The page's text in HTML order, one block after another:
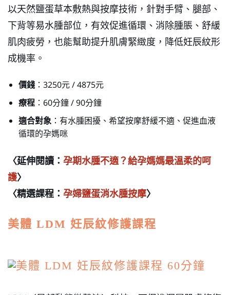
以天然鹽蛋草本敷熱與按摩技術，針對手臂、腿部、
下背等易水腫部位，有效促進循環、消除腫脹、舒緩
肌肉疲勞，也能幫助提升肌膚緊緻度，降低妊辰紋形
成機率。
價錢：3250元 / 4875元
療程：60分鐘 / 90分鐘
適合對象：有水腫困擾、希望按摩舒緩不適、促進血液
循環的孕媽咪
〈延伸閱讀： 孕期水腫不適？給孕媽媽最溫柔的呵
護〉
〈精選課程： 孕婦鹽蛋消水腫按摩〉
美體 LDM 妊辰紋修護課程